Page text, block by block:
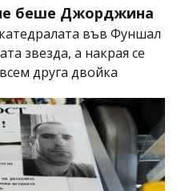
беше Джорджина
във Фуншал
звезда, а накрая се
друга двойка